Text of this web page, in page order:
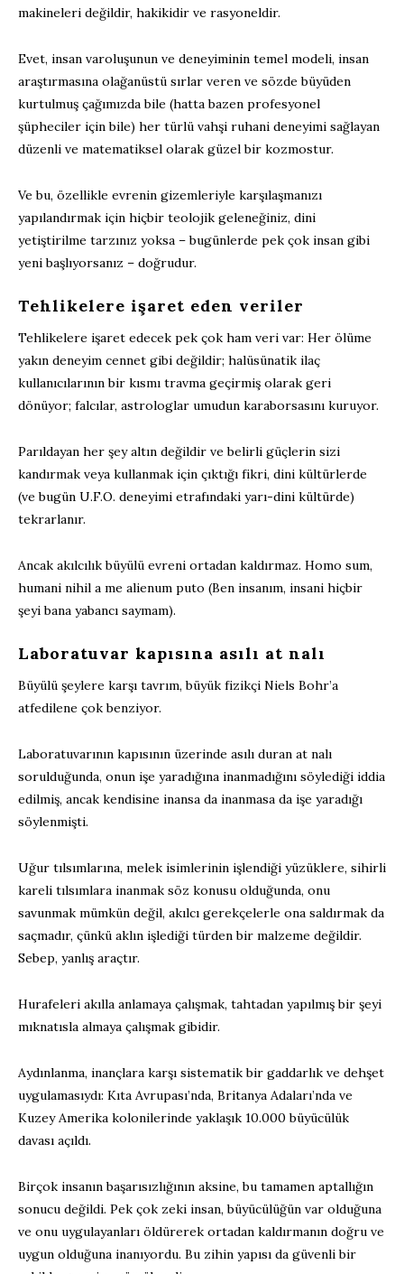
makineleri değildir, hakikidir ve rasyoneldir.
Evet, insan varoluşunun ve deneyiminin temel modeli, insan
araştırmasına olağanüstü sırlar veren ve sözde büyüden
kurtulmuş çağımızda bile (hatta bazen profesyonel
şüpheciler için bile) her türlü vahşi ruhani deneyimi sağlayan
düzenli ve matematiksel olarak güzel bir kozmostur.
Ve bu, özellikle evrenin gizemleriyle karşılaşmanızı
yapılandırmak için hiçbir teolojik geleneğiniz, dini
yetiştirilme tarzınız yoksa – bugünlerde pek çok insan gibi
yeni başlıyorsanız – doğrudur.
Tehlikelere işaret eden veriler
Tehlikelere işaret edecek pek çok ham veri var: Her ölüme
yakın deneyim cennet gibi değildir; halüsünatik ilaç
kullanıcılarının bir kısmı travma geçirmiş olarak geri
dönüyor; falcılar, astrologlar umudun karaborsasını kuruyor.
Parıldayan her şey altın değildir ve belirli güçlerin sizi
kandırmak veya kullanmak için çıktığı fikri, dini kültürlerde
(ve bugün U.F.O. deneyimi etrafındaki yarı-dini kültürde)
tekrarlanır.
Ancak akılcılık büyülü evreni ortadan kaldırmaz. Homo sum,
humani nihil a me alienum puto (Ben insanım, insani hiçbir
şeyi bana yabancı saymam).
Laboratuvar kapısına asılı at nalı
Büyülü şeylere karşı tavrım, büyük fizikçi Niels Bohr’a
atfedilene çok benziyor.
Laboratuvarının kapısının üzerinde asılı duran at nalı
sorulduğunda, onun işe yaradığına inanmadığını söylediği iddia
edilmiş, ancak kendisine inansa da inanmasa da işe yaradığı
söylenmişti.
Uğur tılsımlarına, melek isimlerinin işlendiği yüzüklere, sihirli
kareli tılsımlara inanmak söz konusu olduğunda, onu
savunmak mümkün değil, akılcı gerekçelerle ona saldırmak da
saçmadır, çünkü aklın işlediği türden bir malzeme değildir.
Sebep, yanlış araçtır.
Hurafeleri akılla anlamaya çalışmak, tahtadan yapılmış bir şeyi
mıknatısla almaya çalışmak gibidir.
Aydınlanma, inançlara karşı sistematik bir gaddarlık ve dehşet
uygulamasıydı: Kıta Avrupası’nda, Britanya Adaları’nda ve
Kuzey Amerika kolonilerinde yaklaşık 10.000 büyücülük
davası açıldı.
Birçok insanın başarısızlığının aksine, bu tamamen aptallığın
sonucu değildi. Pek çok zeki insan, büyücülüğün var olduğuna
ve onu uygulayanları öldürerek ortadan kaldırmanın doğru ve
uygun olduğuna inanıyordu. Bu zihin yapısı da güvenli bir